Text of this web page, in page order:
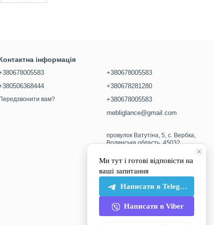
інформація
Передзвонити вам?
+380678005583
+380678281280
+380678005583
mebliglance@gmail.com
провулок Ватутіна, 5, с. Вербка,
Волинська область, 45032